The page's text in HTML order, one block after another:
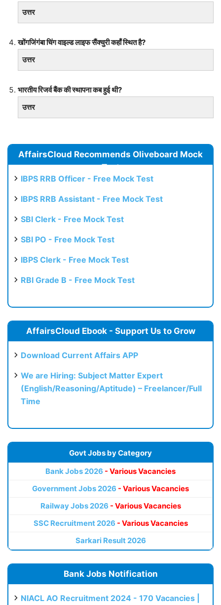
उत्तर
खोंगजिंगंबा चिंग वाइल्ड लाइफ सैंक्चुरी कहाँ स्थित है?
उत्तर
भारतीय रिजर्व बैंक की स्थापना कब हुई थी?
उत्तर
AffairsCloud Recommends Oliveboard Mock
Test
IBPS RRB Officer - Free Mock Test
IBPS RRB Assistant - Free Mock Test
SBI Clerk - Free Mock Test
SBI PO - Free Mock Test
IBPS Clerk - Free Mock Test
RBI Grade B - Free Mock Test
AffairsCloud Ebook - Support Us to Grow
Download Current Affairs APP
We are Hiring: Subject Matter Expert
(English/Reasoning/Aptitude) – Freelancer/Full
Time
Govt Jobs by Category
Bank Jobs 2026 - Various Vacancies
Government Jobs 2026 - Various Vacancies
Railway Jobs 2026 - Various Vacancies
SSC Recruitment 2026 - Various Vacancies
Sarkari Result 2026
Bank Jobs Notification
NIACL AO Recruitment 2024 - 170 Vacancies |